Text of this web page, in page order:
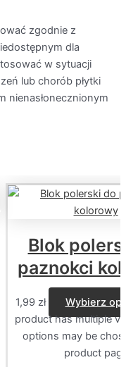
zgodnie z
dla
w sytuacji
lub chorób płytki
nienasłonecznionym
Blok
paznokci
1,99 zł
Wybierz
product has multiple
options may be
product